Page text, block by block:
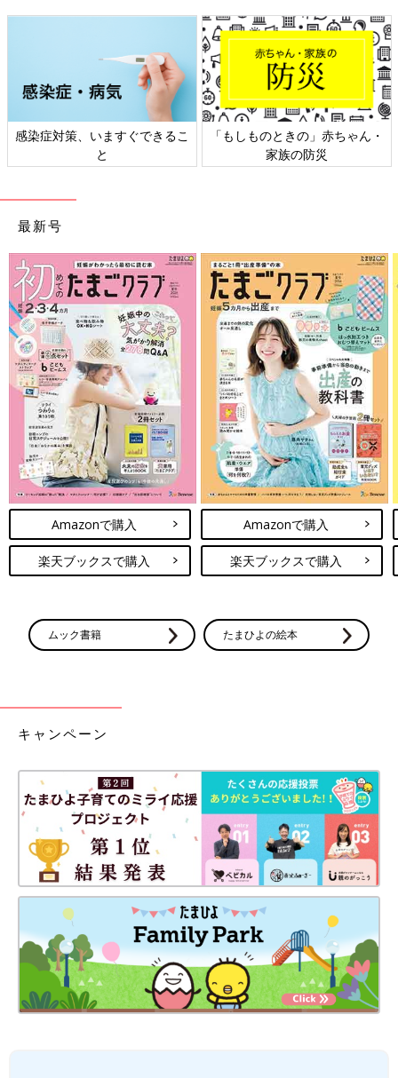
感染症対策、いますぐできるこ
と
「もしものときの」赤ちゃん・
家族の防災
最新号
Amazonで購入
楽天ブックスで購入
Amazonで購入
楽天ブックスで購入
ムック書籍 たまひよの絵本
キャンペーン